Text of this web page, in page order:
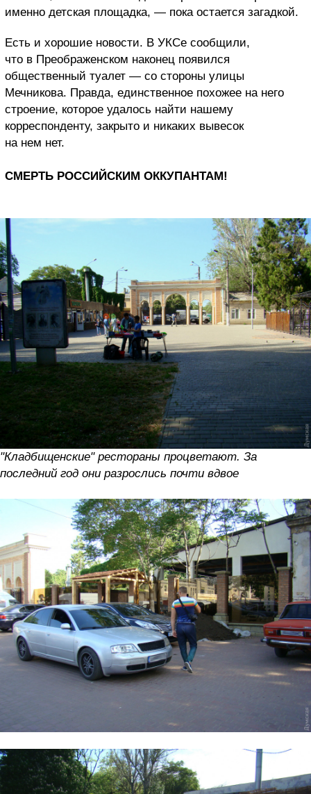
именно детская площадка, — пока остается загадкой.
Есть и хорошие новости. В УКСе сообщили,
что в Преображенском наконец появился
общественный туалет — со стороны улицы
Мечникова. Правда, единственное похожее на него
строение, которое удалось найти нашему
корреспонденту, закрыто и никаких вывесок
на нем нет.
СМЕРТЬ РОССИЙСКИМ ОККУПАНТАМ!
"Кладбищенские" рестораны процветают. За
последний год они разрослись почти вдвое